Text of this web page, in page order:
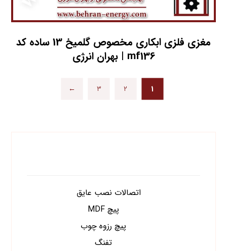
مغزي فلزي ابکاري مخصوص گلمیخ 13 ساده کد
mf136 | بهران انرژی
۱ ۲ ۳ ←
اتصالات نصب عایق
پیچ MDF
پیچ رزوه چوب
تفنگ